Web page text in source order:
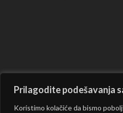
Prilagodite podešavanja
Koristimo kolačiće da bismo